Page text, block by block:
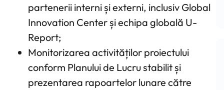
partenerii interni și externi, inclusiv Global
Innovation Center și echipa globală U-
Report;
Monitorizarea activităților proiectului
conform Planului de Lucru stabilit și
prezentarea rapoartelor lunare către